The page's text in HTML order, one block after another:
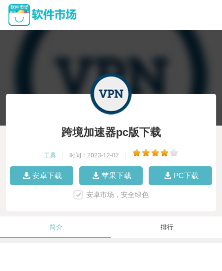
跨境加速器pc版下载
工具 时间：2023-12-02
安卓下载 苹果下载 PC下载
安卓市场，安全绿色
简介 排行